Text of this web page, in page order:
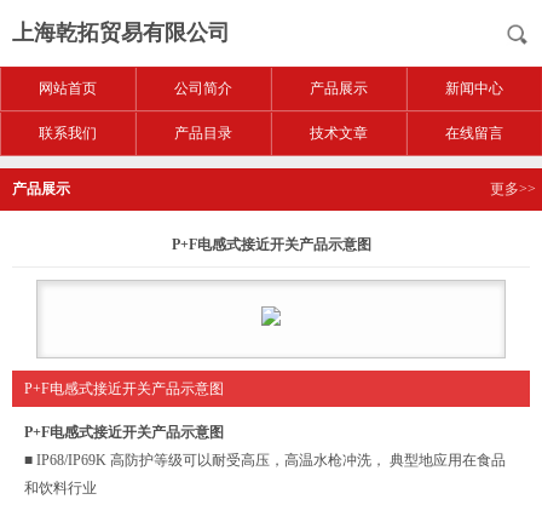
上海乾拓贸易有限公司
网站首页 公司简介 产品展示 新闻中心
联系我们 产品目录 技术文章 在线留言
产品展示 更多>>
P+F电感式接近开关产品示意图
P+F电感式接近开关产品示意图
P+F电感式接近开关产品示意图
■ IP68/IP69K 高防护等级可以耐受高压，高温水枪冲洗， 典型地应用在食品
和饮料行业